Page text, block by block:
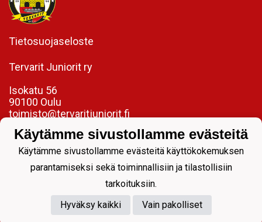
Tietosuojaseloste
Tervarit Juniorit ry
Isokatu 56
90100 Oulu
toimisto@tervaritjuniorit.fi
Laadukasta jalkapalloa jokaiselle.
Powered by
Käytämme sivustollamme evästeitä
Käytämme sivustollamme evästeitä käyttökokemuksen
parantamiseksi sekä toiminnallisiin ja tilastollisiin
tarkoituksiin.
Hyväksy kaikki
Vain pakolliset